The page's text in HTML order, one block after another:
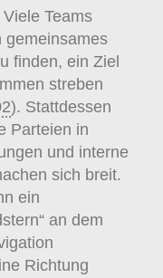
Teams
gemeinsames
finden, ein Ziel
streben
). Stattdessen
Parteien in
und interne
sich breit.
ein
an dem
Richtung